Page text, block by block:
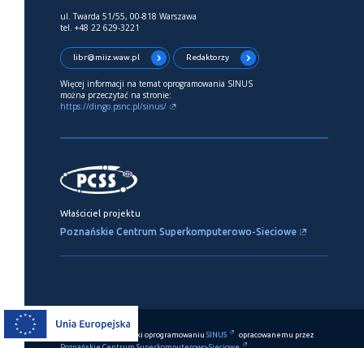
ul. Twarda 51/55, 00-818 Warszawa
tel. +48 22 629-3221
libr@miiz.waw.pl Redaktorzy
Więcej informacji na temat oprogramowania SINUS
można przeczytać na stronie:
https://dingo.psnc.pl/sinus/
Właściciel projektu
Poznańskie Centrum Superkomputerowo-Sieciowe
Ten serwis działa dzięki oprogramowaniu SINUS
opracowanemu przez